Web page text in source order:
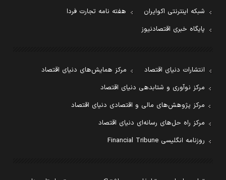
شبکه اینترنتی اکوایران
هفته نامه تجارت فردا
پایگاه خبری اقتصادنیوز
انتشارات دنیای اقتصاد
مرکز همایش‌های دنیای اقتصاد
مرکز نوآوری و شتابدهی دنیای اقتصاد
مرکز پژوهش‌های مالی و اقتصادی دنیای اقتصاد
مرکز راه حل‌های رسانه‌ای دنیای اقتصاد
روزنامه انگلیسی Financial Tribune